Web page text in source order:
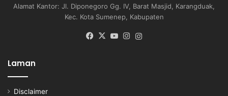
Alamat Kantor: Jl. Diponegoro Gg. IV, Barat Masjid, Karangduak,
Kec. Kota Sumenep, Kabupaten
Facebook
X YouTubeInstagram
Laman
Disclaimer